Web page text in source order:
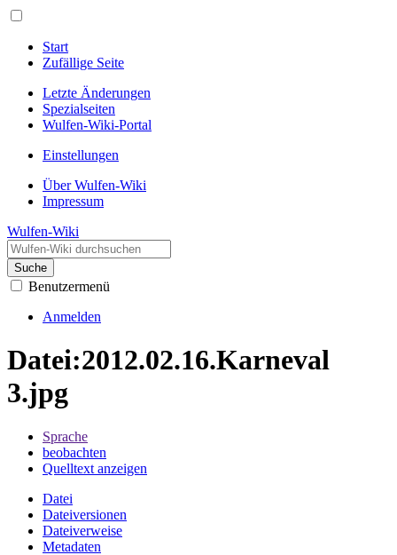
Start
Zufällige Seite
Letzte Änderungen
Spezialseiten
Wulfen-Wiki-Portal
Einstellungen
Über Wulfen-Wiki
Impressum
Wulfen-Wiki
Suche
Benutzermenü
Anmelden
Datei:2012.02.16.Karneval
3.jpg
Sprache
beobachten
Quelltext anzeigen
Datei
Dateiversionen
Dateiverweise
Metadaten